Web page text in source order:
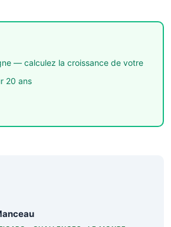
— calculez la croissance de votre
20 ans